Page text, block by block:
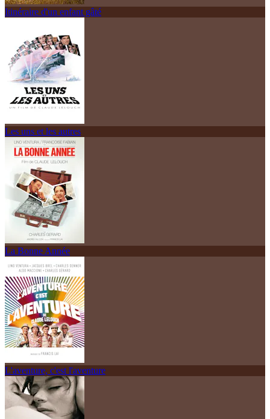
Itinéraire d'un enfant gâté
Les uns et les autres
La Bonne Année
L'aventure, c'est l'aventure